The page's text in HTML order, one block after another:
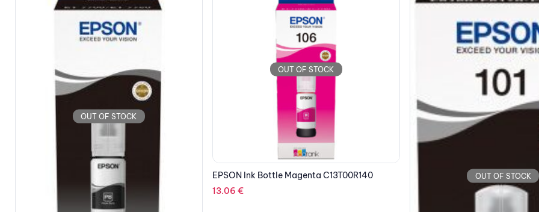
OUT OF STOCK
EPSON Ink Bottle Magenta C13T00R140
OUT OF STOCK
OUT OF STOCK
EPSON Cartridge Multipack
79.07